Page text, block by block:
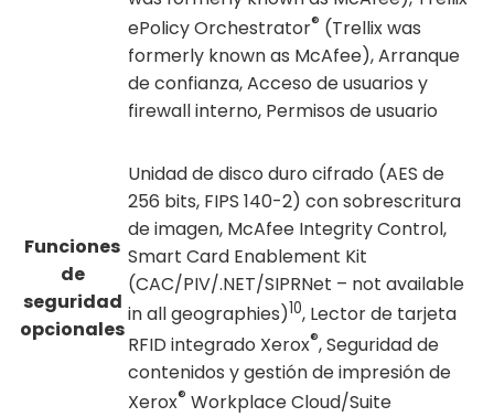
ePolicy Orchestrator® (Trellix was
formerly known as McAfee), Arranque
de confianza, Acceso de usuarios y
firewall interno, Permisos de usuario
Funciones
de
seguridad
opcionales
Unidad de disco duro cifrado (AES de
256 bits, FIPS 140-2) con sobrescritura
de imagen, McAfee Integrity Control,
Smart Card Enablement Kit
(CAC/PIV/.NET/SIPRNet – not available
in all geographies)10, Lector de tarjeta
RFID integrado Xerox®, Seguridad de
contenidos y gestión de impresión de
Xerox® Workplace Cloud/Suite